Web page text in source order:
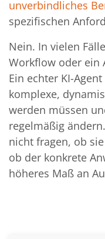
unverbindliches
spezifischen
Nein. In vielen
Workflow oder ein
Ein echter KI-
komplexe,
werden müssen
regelmäßig
nicht fragen, ob
ob der konkrete
höheres Maß an